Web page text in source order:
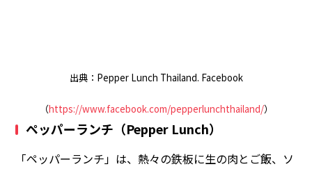
出典：Pepper Lunch Thailand. Facebook
（https://www.facebook.com/pepperlunchthailand/）
ペッパーランチ（Pepper Lunch）
「ペッパーランチ」は、熱々の鉄板に生の肉とご飯、ソ